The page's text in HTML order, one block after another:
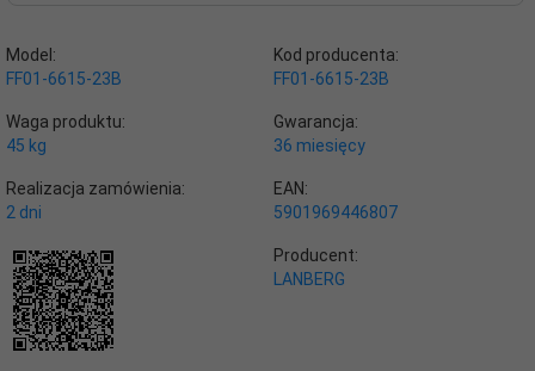
Model:
FF01-6615-23B
Kod producenta:
FF01-6615-23B
Waga produktu:
45 kg
Gwarancja:
36 miesięcy
Realizacja zamówienia:
2 dni
EAN:
5901969446807
Producent:
LANBERG